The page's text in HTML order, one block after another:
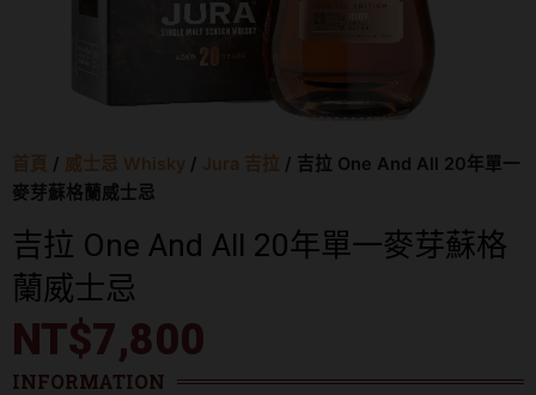
首頁 / 威士忌 Whisky / Jura 吉拉 / 吉拉 One And All 20年單一
麥芽蘇格蘭威士忌
吉拉 One And All 20年單一麥芽蘇格
蘭威士忌
NT$7,800
INFORMATION